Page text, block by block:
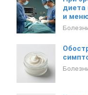
диета
и